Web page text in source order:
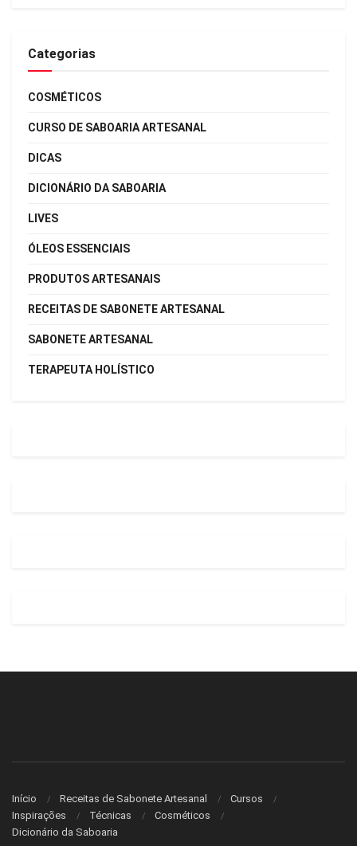
Categorias
COSMÉTICOS
CURSO DE SABOARIA ARTESANAL
DICAS
DICIONÁRIO DA SABOARIA
LIVES
ÓLEOS ESSENCIAIS
PRODUTOS ARTESANAIS
RECEITAS DE SABONETE ARTESANAL
SABONETE ARTESANAL
TERAPEUTA HOLÍSTICO
Início Receitas de Sabonete Artesanal
Cursos
Inspirações
Técnicas
Cosméticos
Dicionário da Saboaria